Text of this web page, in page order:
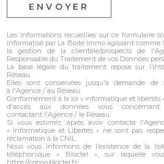
ENVOYER
Les informations recueillies sur ce formulaire
informatisé par La Boite Immo agissant
la gestion de la clientèle/prospects de
Responsable du Traitement de vos Données
La base légale du traitement repose sur
Réseau.
Elles sont conservées jusqu'à demande de
à l'Agence / au Réseau.
Conformément à la loi « informatique et libertés
d'accès aux données vous
contactant l'Agence / le Réseau.
Si vous estimez, après avoir contacté
« Informatique et Libertés » ne sont pas
réclamation à la CNIL.
Nous vous informons de l’existence de la
téléphonique « Bloctel », sur laquelle
https://conso.bloctel.fr/